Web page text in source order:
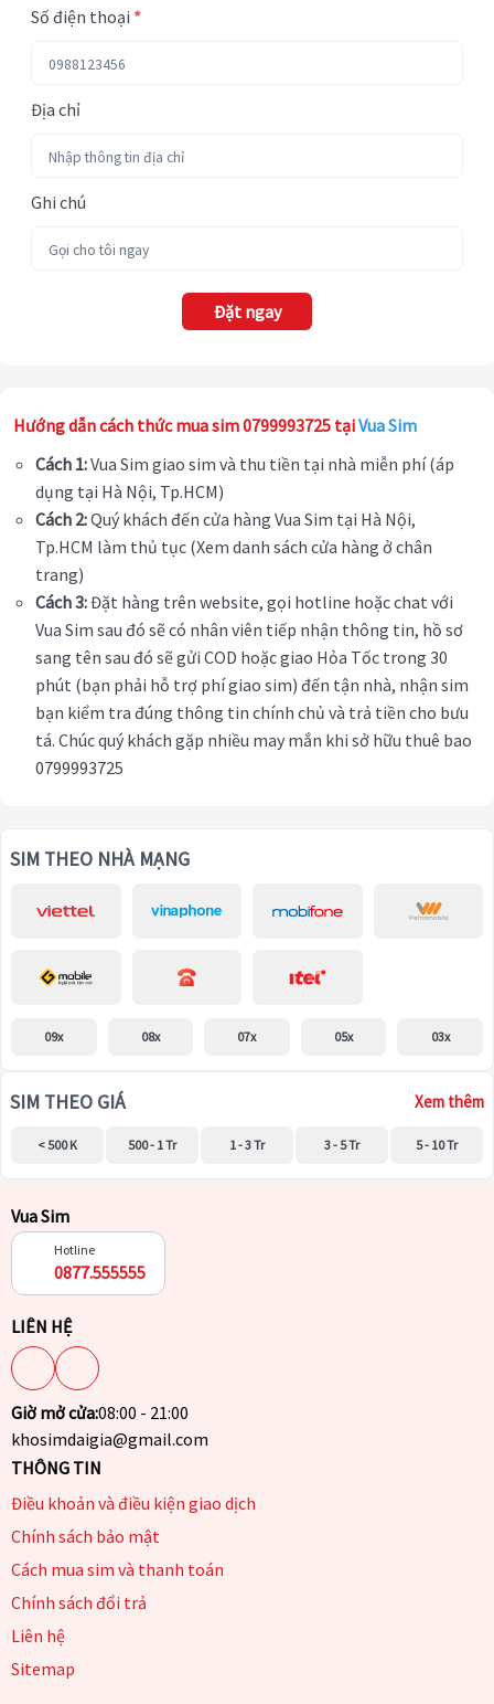
Số điện thoại *
Địa chỉ
Ghi chú
Đặt ngay
Hướng dẫn cách thức mua sim 0799993725 tạiVua Sim
Cách 1:Vua Sim giao sim và thu tiền tại nhà miễn phí (áp
dụng tại Hà Nội, Tp.HCM)
Cách 2:Quý khách đến cửa hàng Vua Sim tại Hà Nội,
Tp.HCM làm thủ tục (Xem danh sách cửa hàng ở chân
trang)
Cách 3:Đặt hàng trên website, gọi hotline hoặc chat với
Vua Sim sau đó sẽ có nhân viên tiếp nhận thông tin, hồ sơ
sang tên sau đó sẽ gửi COD hoặc giao Hỏa Tốc trong 30
phút (bạn phải hỗ trợ phí giao sim) đến tận nhà, nhận sim
bạn kiểm tra đúng thông tin chính chủ và trả tiền cho bưu
tá. Chúc quý khách gặp nhiều may mắn khi sở hữu thuê bao
0799993725
SIM THEO NHÀ MẠNG
09x 08x 07x 05x 03x
SIM THEO GIÁ Xem thêm
< 500 K 500 - 1 Tr 1 - 3 Tr 3 - 5 Tr 5 - 10 Tr
Vua Sim
Hotline
0877.555555
LIÊN HỆ
Giờ mở cửa:08:00 - 21:00
khosimdaigia@gmail.com
THÔNG TIN
Điều khoản và điều kiện giao dịch
Chính sách bảo mật
Cách mua sim và thanh toán
Chính sách đổi trả
Liên hệ
Sitemap